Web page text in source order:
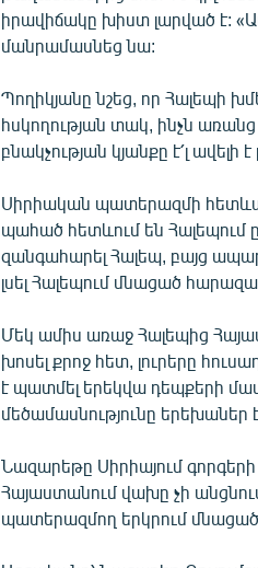
իրավիճակը խիստ լարված է:
մանրամասնեց նա:
Պողիկյանը նշեց, որ Հալեպի
հսկողության տակ, ինչն
բնակչության կյանքը է՛լ ավելի
Սիրիական պատերազմի
պահած հետևում են Հալեպում
զանգահարել Հալեպ, բայց
լսել Հալեպում մնացած
Մեկ ամիս առաջ Հալեպից
խոսել քրոջ հետ, լուրերը
է պատմել երեկվա դեպքերի
մեծամասնությունը երեխաներ
Նազարեթը Սիրիայում
Հայաստանում վախը չի
պատերազմող երկրում